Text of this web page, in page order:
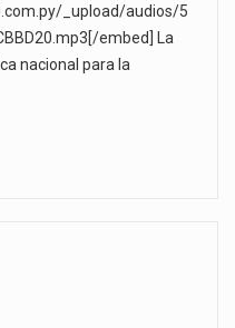
_upload/audios/5
embed] La
nacional para la